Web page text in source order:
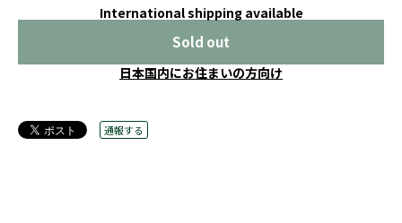
International shipping available
Sold out
日本国内にお住まいの方向け
通報する